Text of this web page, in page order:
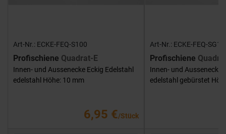
Art-Nr.: ECKE-FEQ-S100
Profischiene Quadrat-E
Innen- und Aussenecke Eckig Edelstahl
edelstahl Höhe: 10 mm
6,95 €/Stück
Art-Nr.: ECKE-FEQ-
Profischiene
Innen- und Aussenecke
edelstahl gebürstet